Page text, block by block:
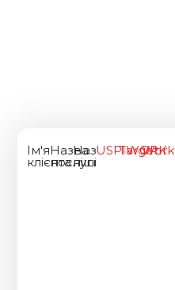
Ім'я
клієнта
Назва
послуги
Назва
ніші
USPIWORK
TargetWork